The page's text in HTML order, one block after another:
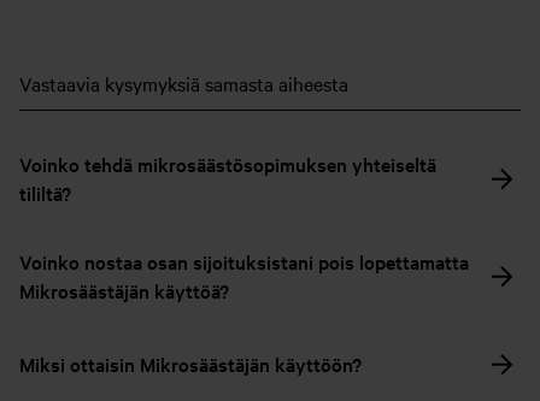
Vastaavia kysymyksiä samasta aiheesta
Voinko tehdä mikrosäästösopimuksen yhteiseltä
tililtä?
Voinko nostaa osan sijoituksistani pois lopettamatta
Mikrosäästäjän käyttöä?
Miksi ottaisin Mikrosäästäjän käyttöön?